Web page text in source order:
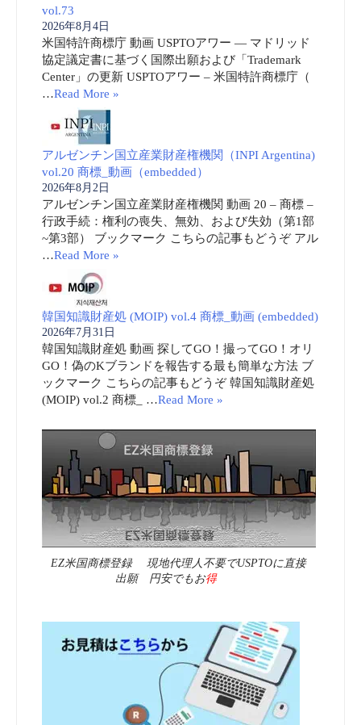
vol.73
2026年8月4日
米国特許商標庁 動画 USPTOアワー ― マドリッド
協定議定書に基づく国際出願および「Trademark
Center」の更新 USPTOアワー – 米国特許商標庁（
…Read More »
アルゼンチン国立産業財産権機関（INPI Argentina)
vol.20 商標_動画（embedded）
2026年8月2日
アルゼンチン国立産業財産権機関 動画 20 – 商標 –
行政手続：権利の喪失、無効、および失効（第1部
~第3部） ブックマーク こちらの記事もどうぞ アル
…Read More »
韓国知識財産処 (MOIP) vol.4 商標_動画 (embedded)
2026年7月31日
韓国知識財産処 動画 探してGO！撮ってGO！オリ
GO！偽のKブランドを報告する最も簡単な方法 ブ
ックマーク こちらの記事もどうぞ 韓国知識財産処
(MOIP) vol.2 商標_ …Read More »
EZ米国商標登録 現地代理人不要でUSPTOに直接
出願 円安でもお得